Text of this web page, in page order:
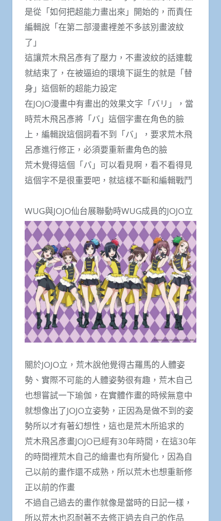
是從「如何把超能力畫出來」開始的，而責任
編輯說「在第二部漫畫裡差不多該別畫波紋
了」
這讓荒木飛呂彥有了壓力，不畫波紋的話連載
就結束了，在被逼迫的環境下誕生的就是「替
身」這個新的​​超能力設定
在JOJO漫畫中有畫出的效果文字「バリ」，當
時荒木飛呂彥將「バ」這個字畫在角色的臉
上，編輯說這個詞看不到「バ」，要求荒木飛
呂彥進行修正，必須要重新畫角色的臉
荒木覺得這個「バ」可以看見啊，看不看得見
這個字不是很重要吧，就這樣不斷和編輯戰鬥
WUG與JOJO仙台展聯動時WUG成員的JOJO立
關於JOJO立，荒木說他覺得古羅馬的人體姿
勢、實際不可能的人體姿勢很有趣，荒木自己
也想嘗試一下瑜伽，在實體作畫的時候無意中
就想像出了JOJO立姿勢，正因為是做不到的姿
勢所以才有著幻想性，這也是荒木所追求的
荒木飛呂彥畫JOJO已經有30年時間，在這30年
的時間裡荒木自己的繪畫也有所變化，因為自
己以前的畫作還不成熟，所以荒木也想重新修
正以前的作畫
不過自己過去的畫作就像是當時的日記一樣，
所以荒木也忍耐著不去修正過去自己的作品